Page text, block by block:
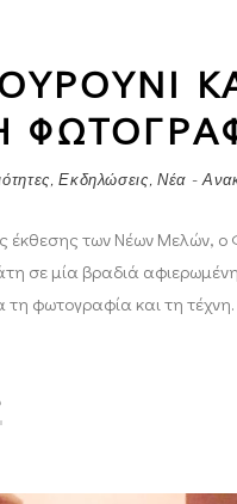
,Εκδηλώσεις ,Νέα -
έκθεσης των Νέων Μελών,
σε μία βραδιά
τη φωτογραφία και τη